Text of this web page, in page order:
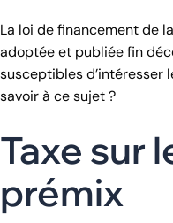
La loi de financement de
adoptée et publiée fin
susceptibles d’intéresser
savoir à ce sujet ?
Taxe sur
prémix